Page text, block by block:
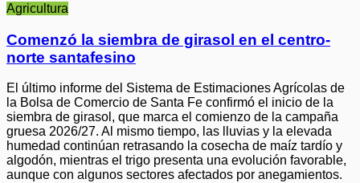
Agricultura
Comenzó la siembra de girasol en el centro-
norte santafesino
El último informe del Sistema de Estimaciones Agrícolas de
la Bolsa de Comercio de Santa Fe confirmó el inicio de la
siembra de girasol, que marca el comienzo de la campaña
gruesa 2026/27. Al mismo tiempo, las lluvias y la elevada
humedad continúan retrasando la cosecha de maíz tardío y
algodón, mientras el trigo presenta una evolución favorable,
aunque con algunos sectores afectados por anegamientos.